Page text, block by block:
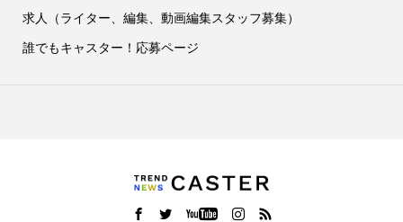
求人（ライター、編集、動画編集スタッフ募集）
誰でもキャスター！応募ページ